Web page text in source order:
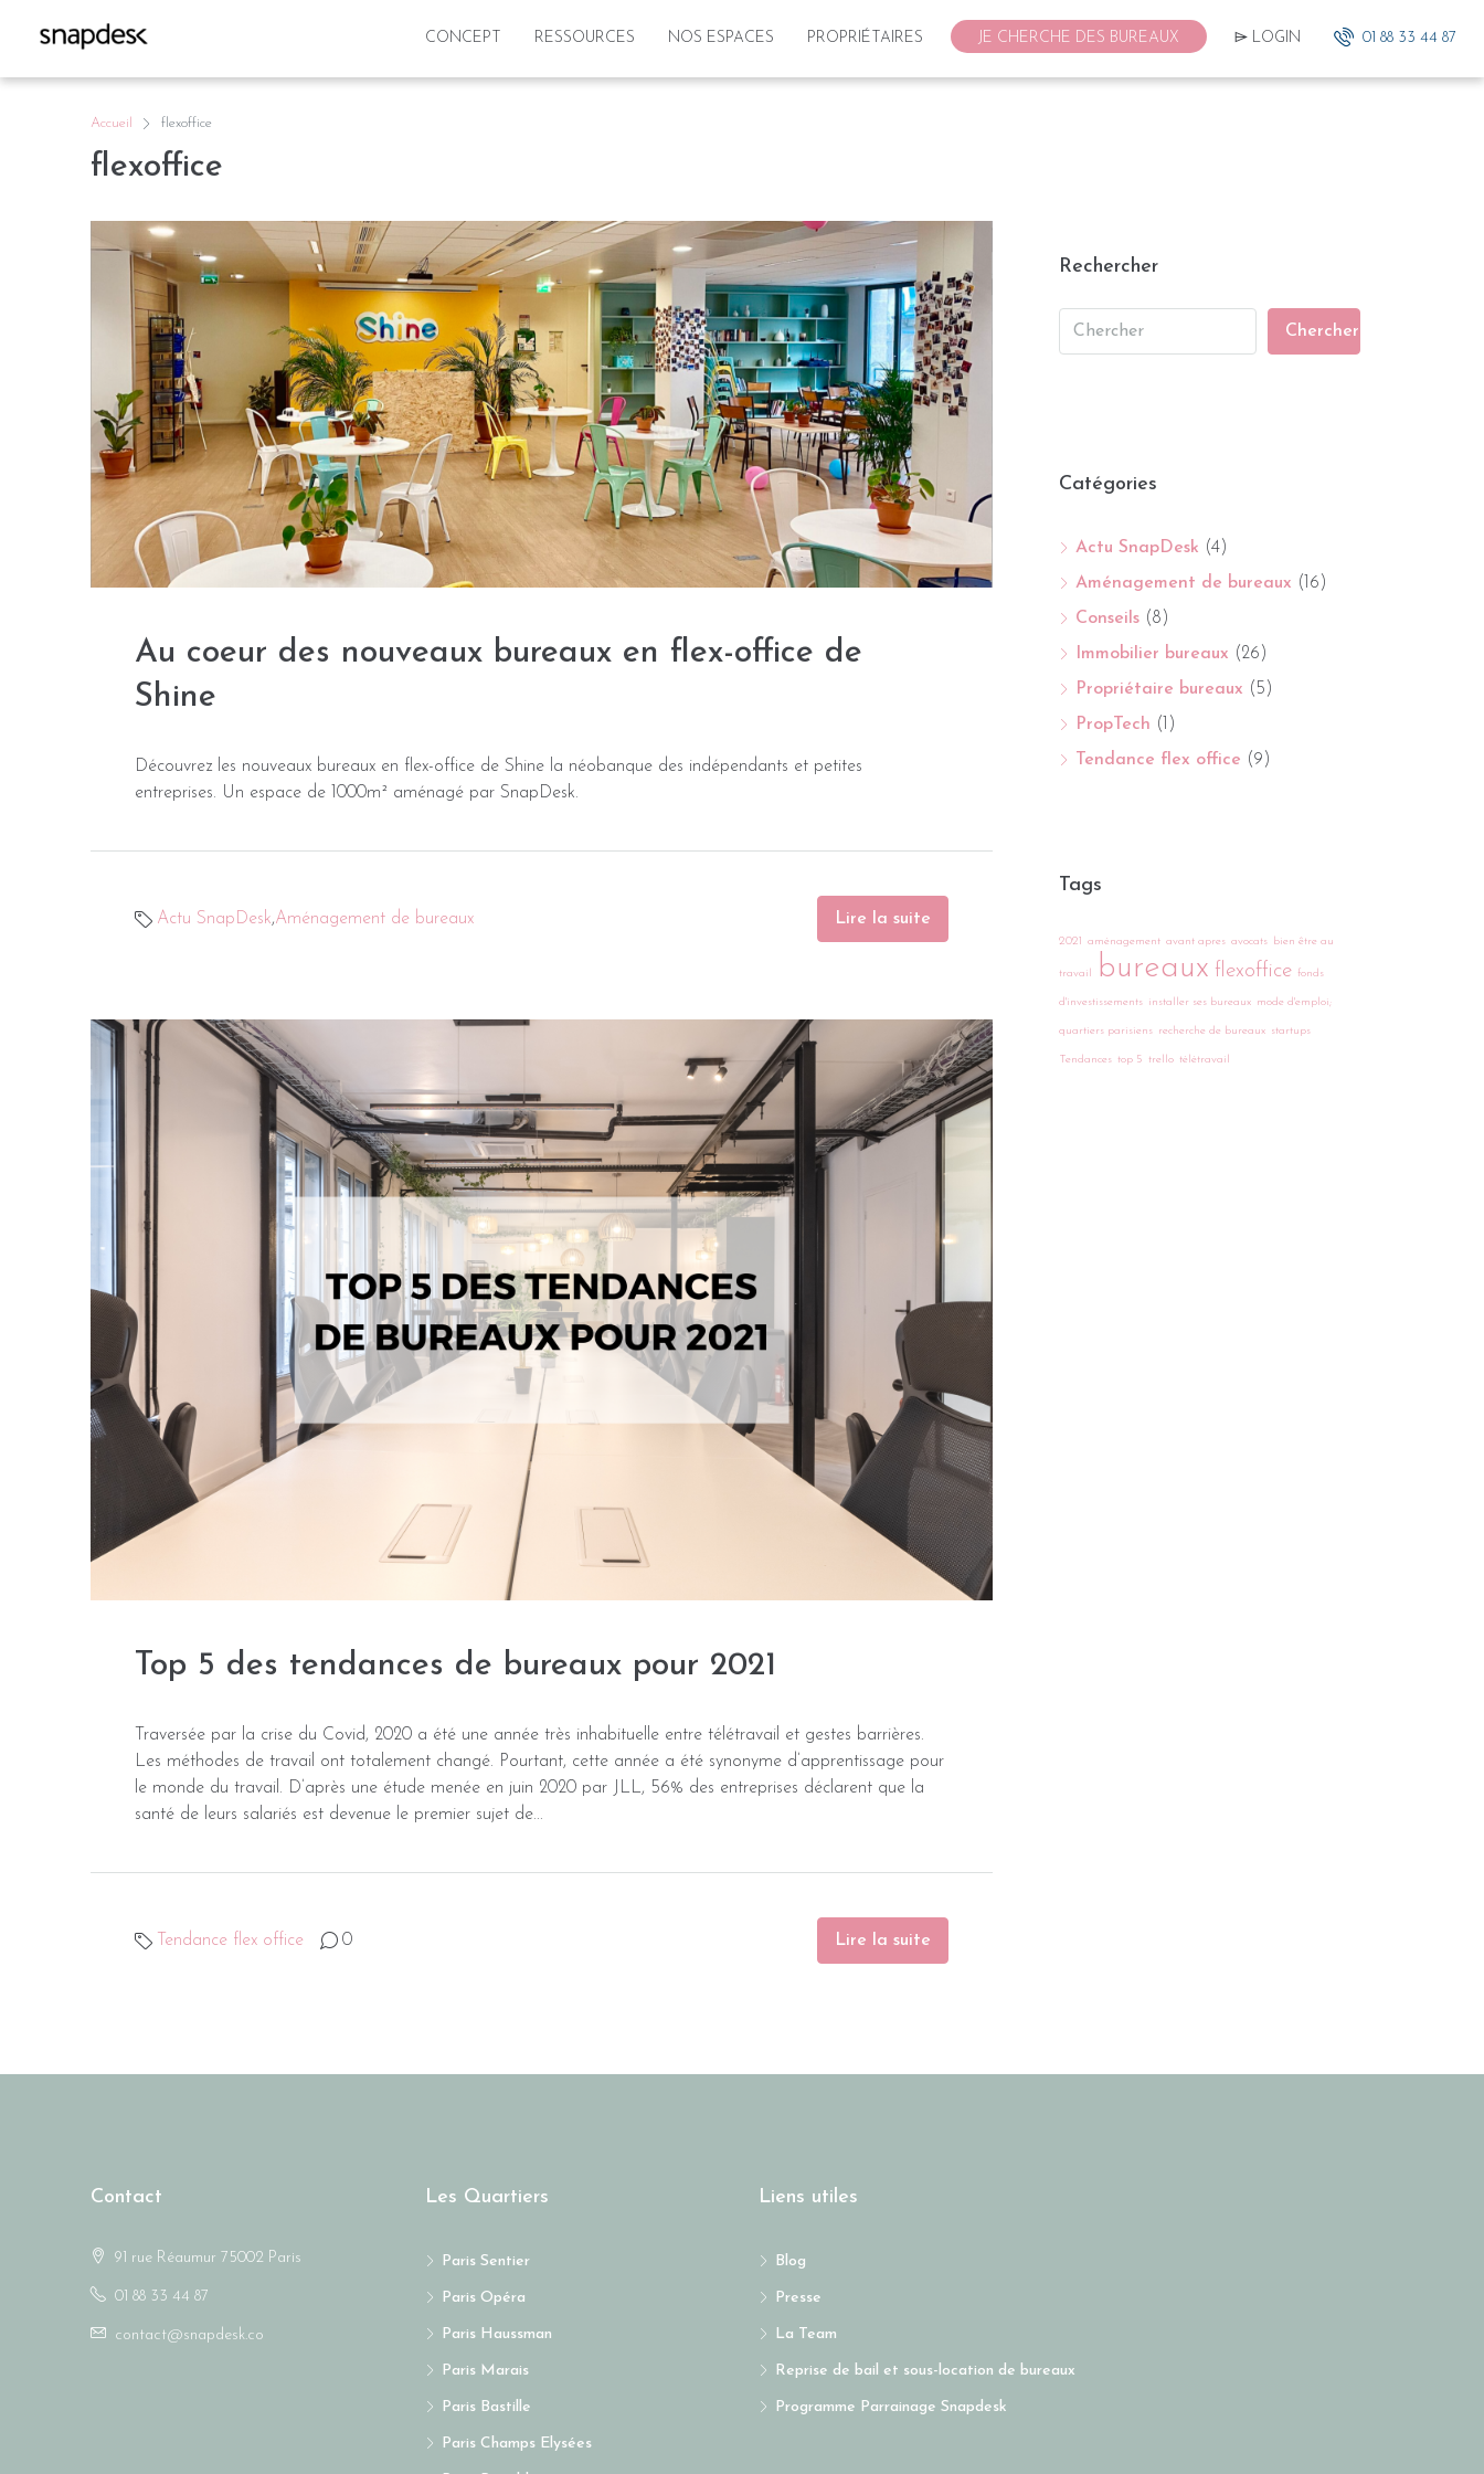
CONCEPT RESSOURCES NOS ESPACES PROPRIÉTAIRES JE CHERCHE DES BUREAUX ⌲ LOGIN 01 88 33 44 87
Accueil flexoffice
flexoffice
Au coeur des nouveaux bureaux en flex-office de
Shine
Découvrez les nouveaux bureaux en flex-office de Shine la néobanque des indépendants et petites
entreprises. Un espace de 1000m² aménagé par SnapDesk.
Actu SnapDesk,Aménagement de bureaux Lire la suite
Top 5 des tendances de bureaux pour 2021
Traversée par la crise du Covid, 2020 a été une année très inhabituelle entre télétravail et gestes barrières.
Les méthodes de travail ont totalement changé. Pourtant, cette année a été synonyme d’apprentissage pour
le monde du travail. D’après une étude menée en juin 2020 par JLL, 56% des entreprises déclarent que la
santé de leurs salariés est devenue le premier sujet de...
Tendance flex office 0 Lire la suite
Rechercher
Chercher
Catégories
Actu SnapDesk (4)
Aménagement de bureaux (16)
Conseils (8)
Immobilier bureaux (26)
Propriétaire bureaux (5)
PropTech (1)
Tendance flex office (9)
Tags
2021 aménagement avant apres avocats bien être au
travail bureaux flexoffice fonds
d'investissements installer ses bureaux mode d'emploi;
quartiers parisiens recherche de bureaux startups
Tendances top 5 trello télétravail
Contact
91 rue Réaumur 75002 Paris
01 88 33 44 87
contact@snapdesk.co
Les Quartiers
Paris Sentier
Paris Opéra
Paris Haussman
Paris Marais
Paris Bastille
Paris Champs Elysées
Liens utiles
Blog
Presse
La Team
Reprise de bail et sous-location de bureaux
Programme Parrainage Snapdesk